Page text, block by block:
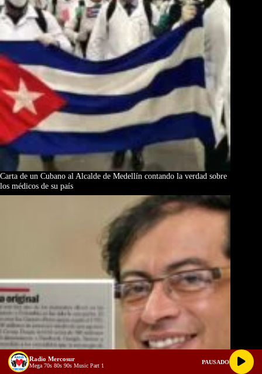
Carta de un Cubano al Alcalde de Medellín contando la verdad sobre
los médicos de su país
Radio Mercosur
Mega 70s 80s 90s Music Part 1
PAUSADO